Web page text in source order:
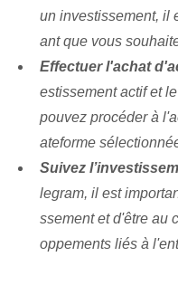
un investissement, il
ant que vous
Effectuer l'achat
estissement actif et
pouvez procéder à
ateforme
Suivez
legram, il est
ssement et d'être au
oppements liés à